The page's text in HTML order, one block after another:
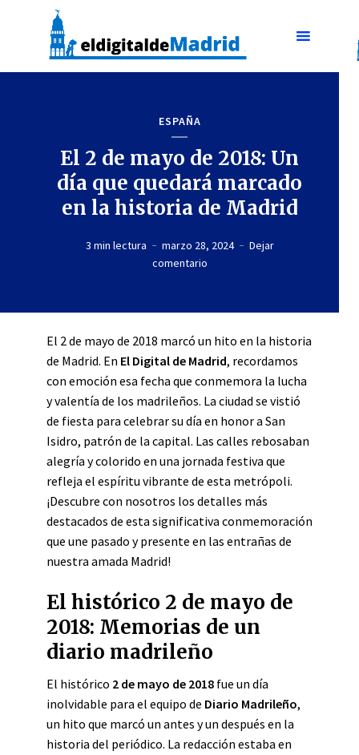
ESPAÑA
El 2 de mayo de 2018: Un
día que quedará marcado
en la historia de Madrid
3 min lectura marzo 28, 2024
Dejar
comentario
El 2 de mayo de 2018 marcó un hito en la historia
de Madrid. En El Digital de Madrid, recordamos
con emoción esa fecha que conmemora la lucha
y valentía de los madrileños. La ciudad se vistió
de fiesta para celebrar su día en honor a San
Isidro, patrón de la capital. Las calles rebosaban
alegría y colorido en una jornada festiva que
refleja el espíritu vibrante de esta metrópoli.
¡Descubre con nosotros los detalles más
destacados de esta significativa conmemoración
que une pasado y presente en las entrañas de
nuestra amada Madrid!
El histórico 2 de mayo de
2018: Memorias de un
diario madrileño
El histórico 2 de mayo de 2018 fue un día
inolvidable para el equipo de Diario Madrileño,
un hito que marcó un antes y un después en la
historia del periódico. La redacción estaba en